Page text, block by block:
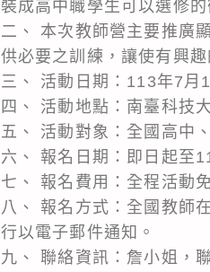
裝成高中職學生可以選修的
二、 本次教師營主要推廣
供必要之訓練，讓使有興
三、 活動日期：113年7月
四、 活動地點：南臺科技
五、 活動對象：全國高中
六、 報名日期：即日起至
七、 報名費用：全程活動
八、 報名方式：全國教師
行以電子郵件通知。
九、 聯絡資訊：詹小姐，